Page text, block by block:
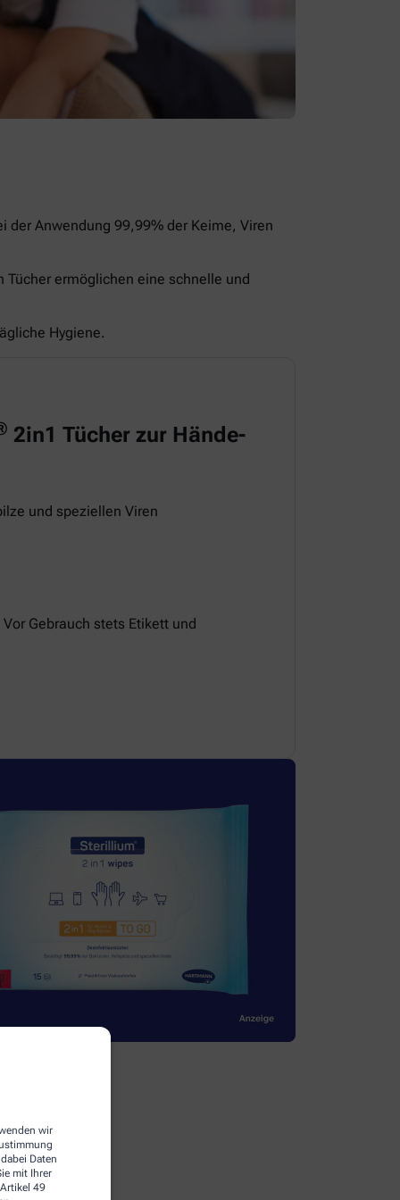
wir
Daten
mit Ihrer
49
der Anwendung 99,99% der Keime, Viren
ermöglichen eine schnelle und
Hygiene.
2in1 Tücher zur Hände-
und speziellen Viren
Gebrauch stets Etikett und